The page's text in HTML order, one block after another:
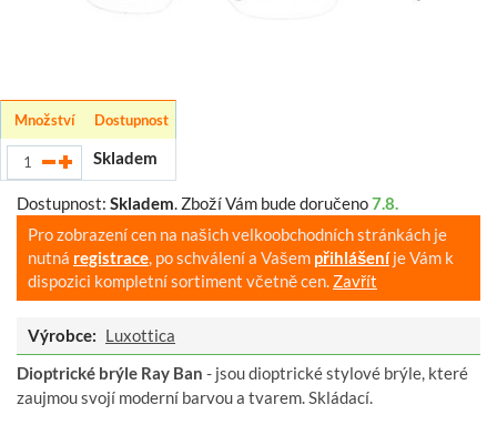
Množství Dostupnost
Skladem
Dostupnost: Skladem Zboží Vám bude doručeno7.8.
Pro zobrazení cen na našich velkoobchodních stránkách je
nutná registrace , po schválení a Vašem přihlášeníje Vám k
dispozici kompletní sortiment včetně cen. Zavřít
Výrobce: Luxottica
Dioptrické brýle Ray Ban - jsou dioptrické stylové brýle, které
zaujmou svojí moderní barvou a tvarem. Skládací.